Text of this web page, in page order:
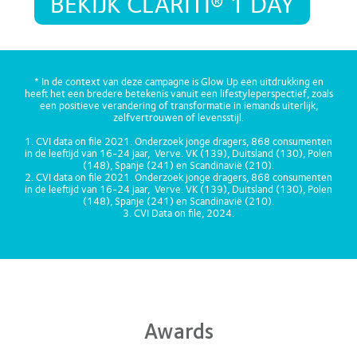
* In de context van deze campagne is Glow Up een uitdrukking en
heeft het een bredere betekenis vanuit een lifestyleperspectief, zoals
een positieve verandering of transformatie in iemands uiterlijk,
zelfvertrouwen of levensstijl.
1. CVI data on file 2021. Onderzoek jonge dragers, 868 consumenten
in de leeftijd van 16-24 jaar, Verve. VK (139), Duitsland (130), Polen
(148), Spanje (241) en Scandinavië (210).
2. CVI data on file 2021. Onderzoek jonge dragers, 868 consumenten
in de leeftijd van 16-24 jaar, Verve. VK (139), Duitsland (130), Polen
(148), Spanje (241) en Scandinavië (210).
3. CVI Data on file, 2024.
Awards